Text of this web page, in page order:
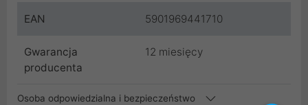
EAN 5901969441710
Gwarancja
producenta
12 miesięcy
Osoba odpowiedzialna i bezpieczeństwo